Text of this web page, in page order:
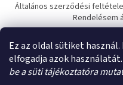
Ez az oldal sütiket
elfogadja azok
be a süti tájékoztatóra
Általános szerződési
Rendelésem